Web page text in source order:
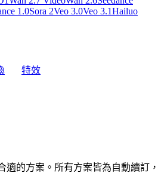
1.0Sora 2Veo 3.0Veo 3.1Hailuo
特效
適的方案。所有方案皆為自動續訂，